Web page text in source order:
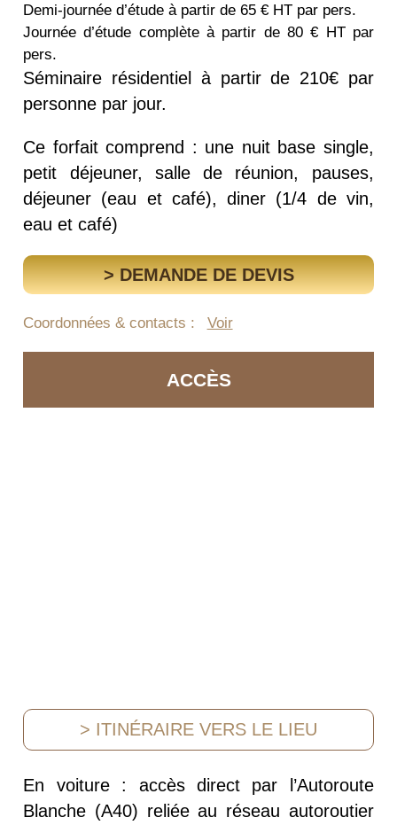
Demi-journée d’étude à partir de 65 € HT par pers.
Journée d’étude complète à partir de 80 € HT par
pers.
Séminaire résidentiel à partir de 210€ par
personne par jour.
Ce forfait comprend : une nuit base single,
petit déjeuner, salle de réunion, pauses,
déjeuner (eau et café), diner (1/4 de vin,
eau et café)
> DEMANDE DE DEVIS
Coordonnées & contacts : Voir
ACCÈS
> ITINÉRAIRE VERS LE LIEU
En voiture : accès direct par l’Autoroute
Blanche (A40) reliée au réseau autoroutier